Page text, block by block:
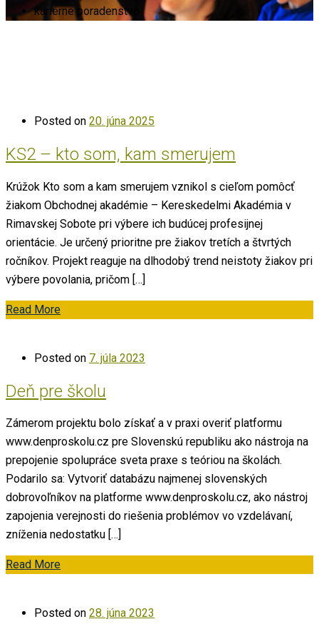
kariérne poradenstvo
Posted on 20. júna 2025
KS2 – kto som, kam smerujem
Krúžok Kto som a kam smerujem vznikol s cieľom pomôcť
žiakom Obchodnej akadémie – Kereskedelmi Akadémia v
Rimavskej Sobote pri výbere ich budúcej profesijnej
orientácie. Je určený prioritne pre žiakov tretích a štvrtých
ročníkov. Projekt reaguje na dlhodobý trend neistoty žiakov pri
výbere povolania, pričom […]
Read More
Posted on 7. júla 2023
Deň pre školu
Zámerom projektu bolo získať a v praxi overiť platformu
www.denproskolu.cz pre Slovenskú republiku ako nástroja na
prepojenie spolupráce sveta praxe s teóriou na školách.
Podarilo sa: Vytvoriť databázu najmenej slovenských
dobrovoľníkov na platforme www.denproskolu.cz, ako nástroj
zapojenia verejnosti do riešenia problémov vo vzdelávaní,
zníženia nedostatku […]
Read More
Posted on 28. júna 2023